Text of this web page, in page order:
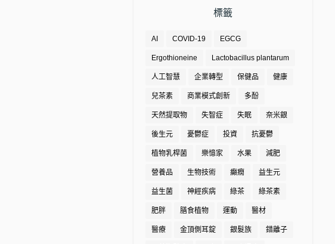
標籤
AI COVID-19 EGCG
Ergothioneine Lactobacillus plantarum
人工智慧 企業轉型 保健品 健康
兒茶素 商業模式創新 多酚
天然提取物 失智症 失眠 奈米銀
後生元 憂鬱症 投資 抗憂鬱
植物乳桿菌 樂憶家 水果 減肥
營養品 生物技術 癲癇 益生元
益生菌 神經疾病 綠茶 綠茶素
肥胖 膳食植物 運動 醫材
醫療 金頂側耳錠 銀髮族 錯離子